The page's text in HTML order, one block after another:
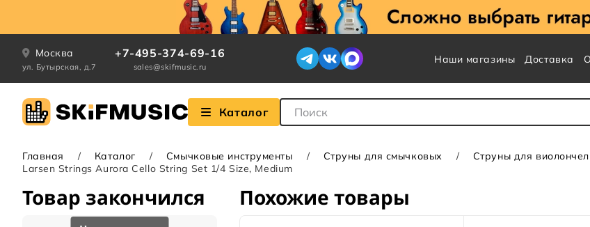
Москва
ул. Бутырская, д.7
+7-495-374-69-16
sales@skifmusic.ru
Наши магазины Доставка
Каталог Поле для Поиска
Главная Каталог Смычковые инструменты Струны для смычковых
Струны для
Larsen Strings Aurora Cello String Set 1/4 Size, Medium
Товар закончился Похожие товары